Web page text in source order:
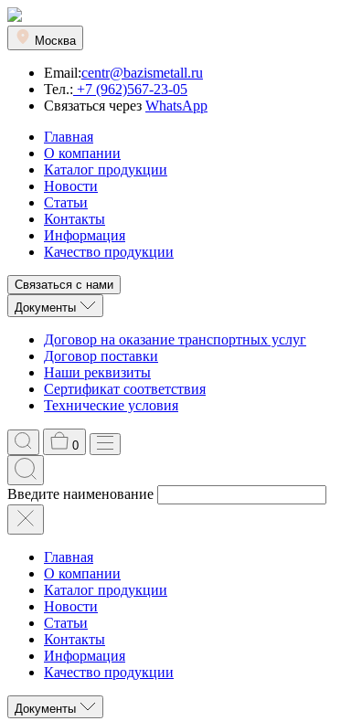
Москва
Email:centr@bazismetall.ru
Тел.: +7 (962)567-23-05
Связаться через WhatsApp
Главная
О компании
Каталог продукции
Новости
Статьи
Контакты
Информация
Качество продукции
Связаться с нами
Документы
Договор на оказание транспортных услуг
Договор поставки
Наши реквизиты
Сертификат соответствия
Технические условия
0
Введите наименование
Главная
О компании
Каталог продукции
Новости
Статьи
Контакты
Информация
Качество продукции
Документы